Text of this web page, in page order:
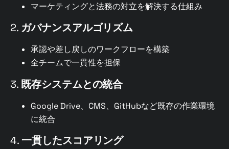
マーケティングと法務の対立を解決する仕組み
2. ガバナンスアルゴリズム
承認や差し戻しのワークフローを構築
全チームで一貫性を担保
3. 既存システムとの統合
Google Drive、CMS、GitHubなど既存の作業環境
に統合
4. 一貫したスコアリング